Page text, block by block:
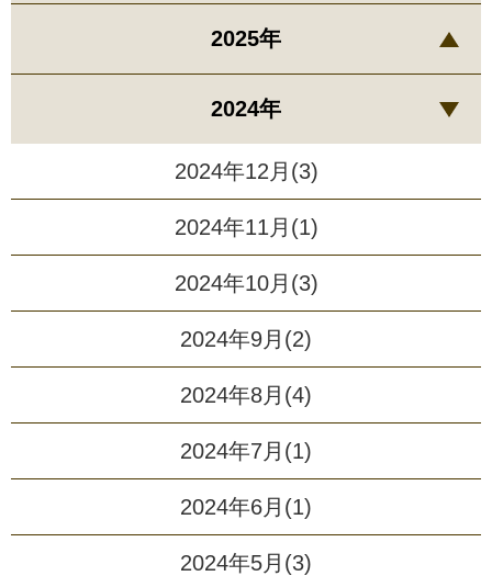
2025年
2024年
2024年12月(3)
2024年11月(1)
2024年10月(3)
2024年9月(2)
2024年8月(4)
2024年7月(1)
2024年6月(1)
2024年5月(3)